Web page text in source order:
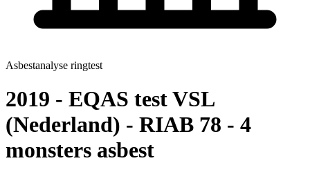
Asbestanalyse ringtest
2019 - EQAS test VSL
(Nederland) - RIAB 78 - 4
monsters asbest